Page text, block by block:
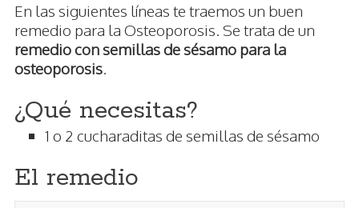
En las siguientes líneas te traemos un buen
remedio para la Osteoporosis. Se trata de un
remedio con semillas de sésamo para la
osteoporosis.
¿Qué necesitas?
1 o 2 cucharaditas de semillas de sésamo
El remedio